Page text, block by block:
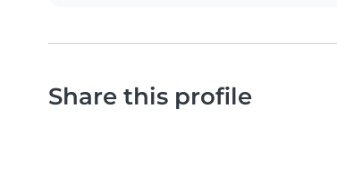
Share this profile